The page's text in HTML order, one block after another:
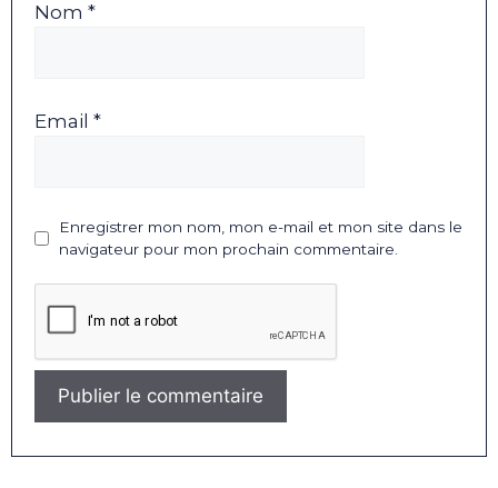
Nom *
Email *
Enregistrer mon nom, mon e-mail et mon site dans le
navigateur pour mon prochain commentaire.